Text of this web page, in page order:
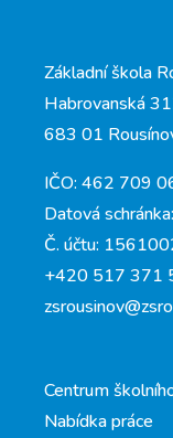
Základní škola
Habrovanská
683 01
IČO: 462 709
Datová
Č. účtu:
+420 517 371
Centrum
Nabídka práce